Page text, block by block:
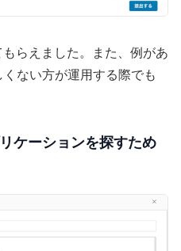
らえました。また、例があ
ない方が運用する際でも
ケーションを探すため